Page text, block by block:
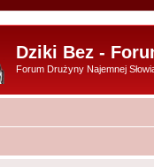
Dziki Bez -
Forum Drużyny Najemnej